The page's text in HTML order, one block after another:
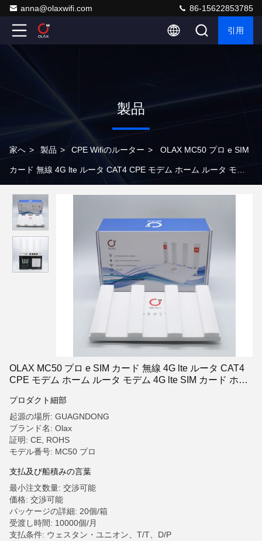
anna@olaxwifi.com 86-15622853785
引用
製品
家へ > 製品 > CPE Wifiのルーター > OLAX MC50 プロ e SIM
カード 無線 4G lte ルータ CAT4 CPE モデム ホーム ルータ モデ
OLAX MC50 プロ e SIM カード 無線 4G lte ルータ CAT4
CPE モデム ホーム ルータ モデム 4G lte SIM カード ホッ
プロダクト細部
起源の場所: GUAGNDONG
ブランド名: Olax
証明: CE, ROHS
モデル番号: MC50 プロ
支払及び船積みの言葉
最小注文数量: 交渉可能
価格: 交渉可能
パッケージの詳細: 20個/箱
受渡し時間: 10000個/月
支払条件: ウェスタン・ユニオン、T/T、D/P